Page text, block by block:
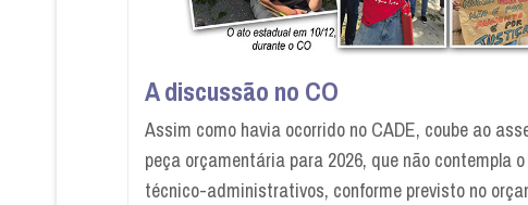
A discussão no CO
Assim como havia ocorrido no CADE, coube ao
peça orçamentária para 2026, que não contempla
técnico-administrativos, conforme previsto no